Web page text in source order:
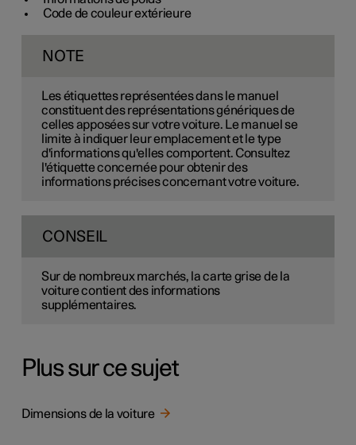
Code de couleur extérieure
NOTE
Les étiquettes représentées dans le manuel
constituent des représentations génériques de
celles apposées sur votre voiture. Le manuel se
limite à indiquer leur emplacement et le type
d'informations qu'elles comportent. Consultez
l'étiquette concernée pour obtenir des
informations précises concernant votre voiture.
CONSEIL
Sur de nombreux marchés, la carte grise de la
voiture contient des informations
supplémentaires.
Plus sur ce sujet
Dimensions de la voiture